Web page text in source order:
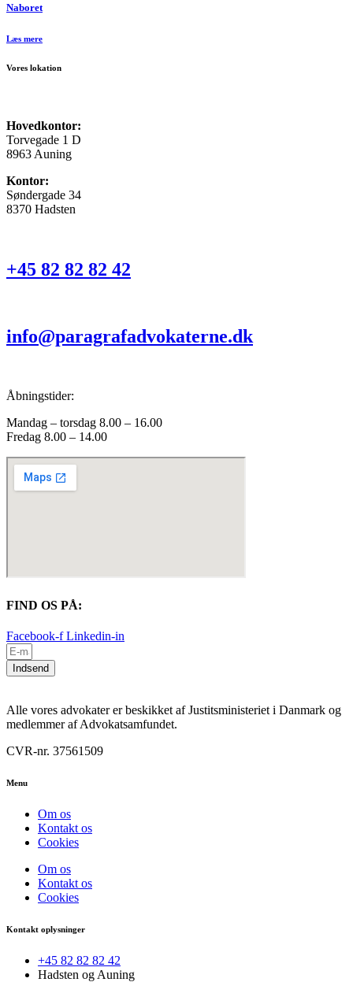
Naboret
Læs mere
Vores lokation
Hovedkontor:
Torvegade 1 D
8963 Auning
Kontor:
Søndergade 34
8370 Hadsten
+45 82 82 82 42
info@paragrafadvokaterne.dk
Åbningstider:
Mandag – torsdag 8.00 – 16.00
Fredag 8.00 – 14.00
FIND OS PÅ:
Facebook-f Linkedin-in
Indsend
Alle vores advokater er beskikket af Justitsministeriet i Danmark og
medlemmer af Advokatsamfundet.
CVR-nr. 37561509
Menu
Om os
Kontakt os
Cookies
Om os
Kontakt os
Cookies
Kontakt oplysninger
+45 82 82 82 42
Hadsten og Auning